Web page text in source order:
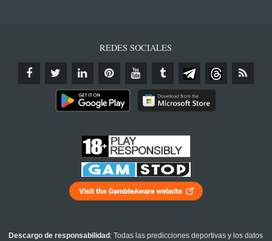
REDES SOCIALES
Descargo de responsabilidad : Todas las predicciones deportivas y los datos